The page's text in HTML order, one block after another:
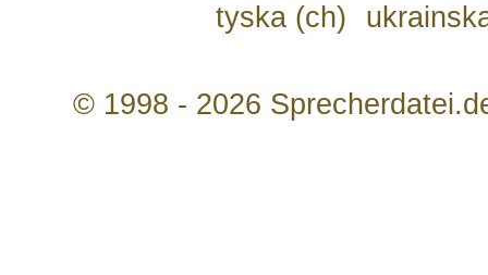
tyska (ch)
© 1998 - 2026